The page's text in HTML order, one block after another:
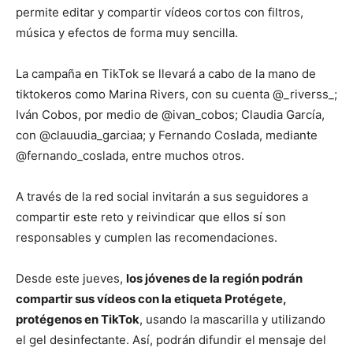
permite editar y compartir vídeos cortos con filtros,
música y efectos de forma muy sencilla.
La campaña en TikTok se llevará a cabo de la mano de
tiktokeros como Marina Rivers, con su cuenta @_riverss_;
Iván Cobos, por medio de @ivan_cobos; Claudia García,
con @clauudia_garciaa; y Fernando Coslada, mediante
@fernando_coslada, entre muchos otros.
A través de la red social invitarán a sus seguidores a
compartir este reto y reivindicar que ellos sí son
responsables y cumplen las recomendaciones.
Desde este jueves, los jóvenes de la región podrán
compartir sus vídeos con la etiqueta Protégete,
protégenos en TikTok, usando la mascarilla y utilizando
el gel desinfectante. Así, podrán difundir el mensaje del